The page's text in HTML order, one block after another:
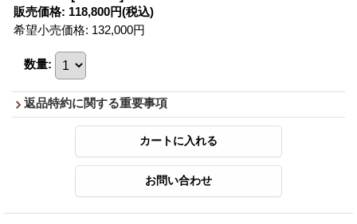
販売価格: 118,800円(税込)
希望小売価格: 132,000円
数量:
返品特約に関する重要事項